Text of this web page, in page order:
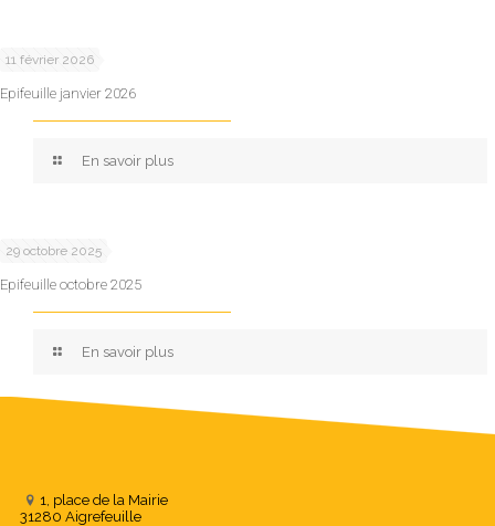
11 février 2026
Epifeuille janvier 2026
En savoir plus
29 octobre 2025
Epifeuille octobre 2025
En savoir plus
1, place de la Mairie
31280 Aigrefeuille